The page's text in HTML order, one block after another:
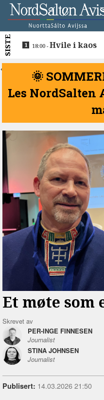
SISTE 18:00 -Hvile i kaos
<
🌞
Les NordSalten
Et møte
Skrevet av
PER-INGE FINNESEN
Journalist
STINA JOHNSEN
Journalist
Publisert: 14.03.2026 21:50